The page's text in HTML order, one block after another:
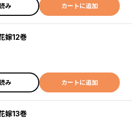
み カートに追加
嫁12巻
み カートに追加
嫁13巻